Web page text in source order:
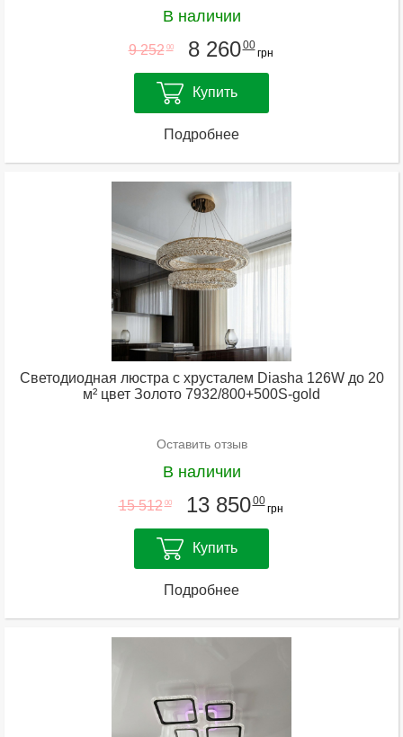
В наличии
9 252 00 8 26000
грн
Купить
Подробнее
Светодиодная люстра с хрусталем Diasha 126W до 20
м² цвет Золото 7932/800+500S-gold
Оставить отзыв
В наличии
15 512 00 13 85000
грн
Купить
Подробнее